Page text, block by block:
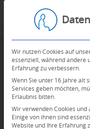
Wir nutzen Cookies auf
essenziell, während andere
Erfahrung zu verbessern.
Wenn Sie unter 16 Jahre alt
Services geben möchten,
Erlaubnis bitten.
Wir verwenden Cookies und
Einige von ihnen sind
Website und Ihre Erfahrung